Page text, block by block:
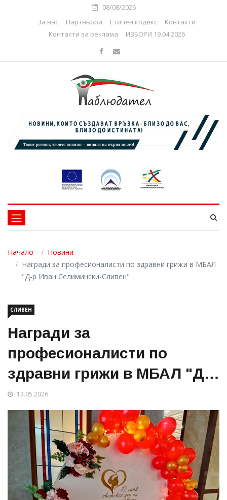
08/08/2026
За нас
Партньори Етичен кодекс
Контакти
Контакти за реклама
ИЗБОРИ 19.04.2026
Начало
Новини
Награди за професионалисти по здравни грижи в МБАЛ
"Д-р Иван Селимински-Сливен"
СЛИВЕН
Награди за
професионалисти по
здравни грижи в МБАЛ "Д-р
Иван Селимински-Сливен"
13.05.2026